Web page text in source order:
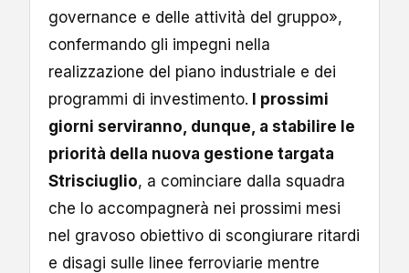
governance e delle attività del gruppo»,
confermando gli impegni nella
realizzazione del piano industriale e dei
programmi di investimento. I prossimi
giorni serviranno, dunque, a stabilire le
priorità della nuova gestione targata
Strisciuglio, a cominciare dalla squadra
che lo accompagnerà nei prossimi mesi
nel gravoso obiettivo di scongiurare ritardi
e disagi sulle linee ferroviarie mentre